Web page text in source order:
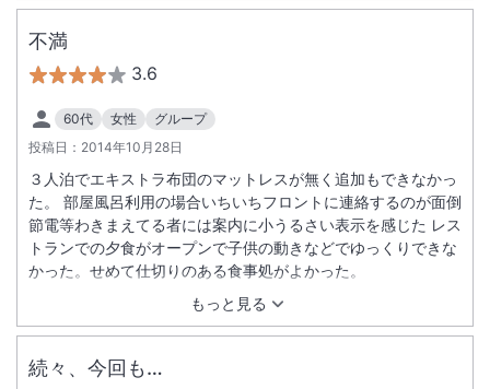
不満
3.6
60代 女性
グループ
投稿日： 2014年10月28日
もっと見る
３人泊でエキストラ布団のマットレスが無く追加もできなかっ
た。 部屋風呂利用の場合いちいちフロントに連絡するのが面倒
節電等わきまえてる者には案内に小うるさい表示を感じた レス
トランでの夕食がオープンで子供の動きなどでゆっくりできな
かった。せめて仕切りのある食事処がよかった。
続々、今回も…